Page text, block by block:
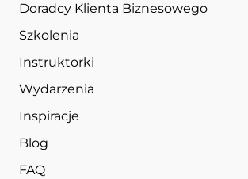
Doradcy Klienta Biznesowego
Szkolenia
Instruktorki
Wydarzenia
Inspiracje
Blog
FAQ